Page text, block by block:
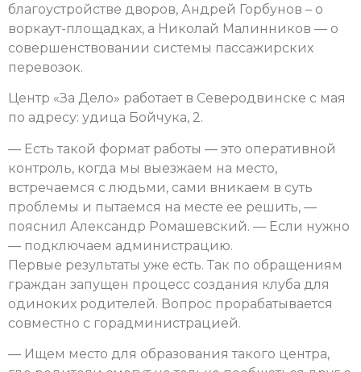
благоустройстве дворов, Андрей Горбунов – о
воркаут-площадках, а Николай Малинников — о
совершенствовании системы пассажирских
перевозок.
Центр «За Дело» работает в Северодвинске с мая
по адресу: удица Бойчука, 2.
— Есть такой формат работы — это оперативной
контроль, когда мы выезжаем на место,
встречаемся с людьми, сами вникаем в суть
проблемы и пытаемся на месте ее решить, —
пояснил Александр Ромашевский. — Если нужно
— подключаем администрацию.
Первые результаты уже есть. Так по обращениям
граждан запущен процесс создания клуба для
одиноких родителей. Вопрос прорабатывается
совместно с горадминистрацией.
— Ищем место для образования такого центра,